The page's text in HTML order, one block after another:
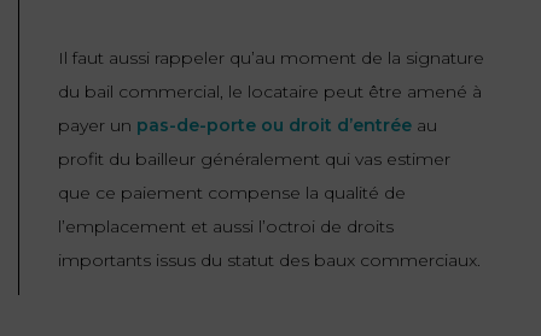
Il faut aussi rappeler qu’au moment de la signature
du bail commercial, le locataire peut être amené à
payer un pas-de-porte ou droit d’entrée au
profit du bailleur généralement qui vas estimer
que ce paiement compense la qualité de
l’emplacement et aussi l’octroi de droits
importants issus du statut des baux commerciaux.